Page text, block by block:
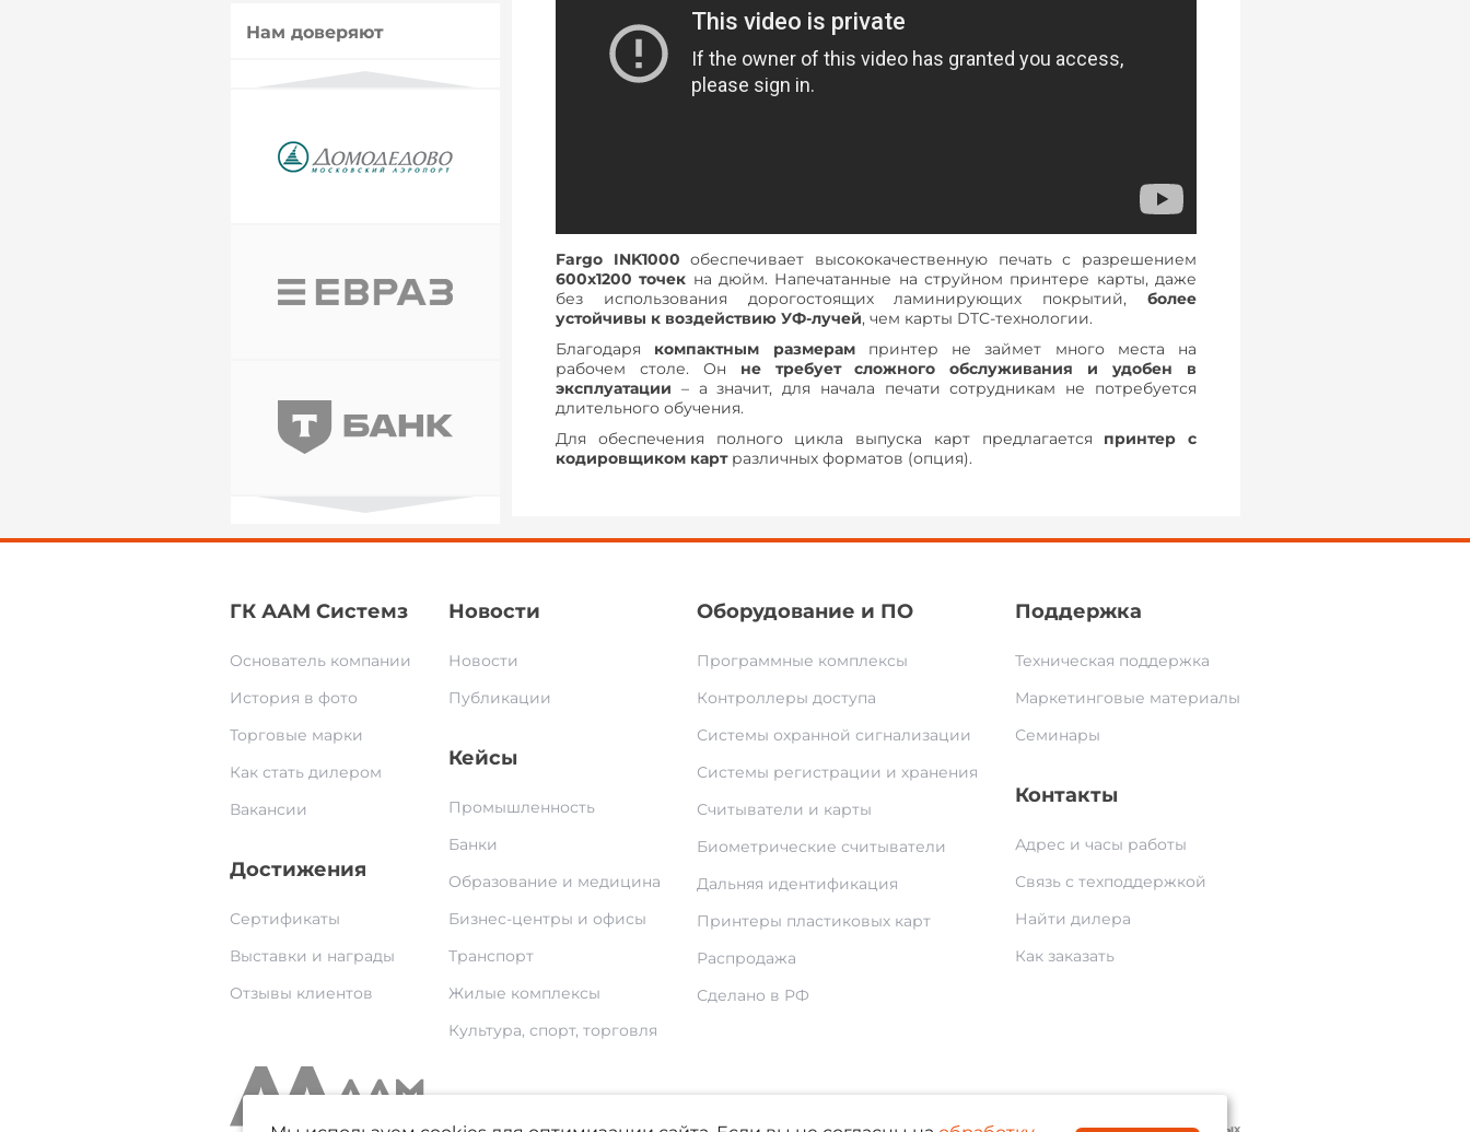
Нам доверяют
Fargo INK1000 обеспечивает высококачественную печать с разрешением
600x1200 точек на дюйм. Напечатанные на струйном принтере карты, даже
без использования дорогостоящих ламинирующих покрытий, более
устойчивы к воздействию УФ-лучей, чем карты DTC-технологии.
Благодаря компактным размерампринтер не займет много места на
рабочем столе. Он не требует сложного обслуживания и удобен в
эксплуатации – а значит, для начала печати сотрудникам не потребуется
длительного обучения.
Для обеспечения полного цикла выпуска карт предлагается принтер с
кодировщиком картразличных форматов (опция).
ГК ААМ Системз
Основатель компании
История в фото
Торговые марки
Как стать дилером
Вакансии
Достижения
Сертификаты
Выставки и награды
Отзывы клиентов
Новости
Новости
Публикации
Кейсы
Промышленность
Банки
Образование и медицина
Бизнес-центры и офисы
Транспорт
Жилые комплексы
Культура, спорт, торговля
Оборудование и ПО
Программные комплексы
Контроллеры доступа
Системы охранной сигнализации
Системы регистрации и хранения
Считыватели и карты
Биометрические считыватели
Дальняя идентификация
Принтеры пластиковых карт
Распродажа
Сделано в РФ
Поддержка
Техническая поддержка
Маркетинговые материалы
Семинары
Контакты
Адрес и часы работы
Связь с техподдержкой
Найти дилера
Как заказать